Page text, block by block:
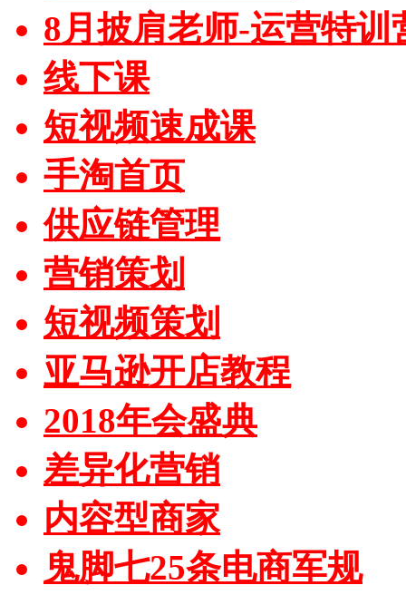
8月披肩老师-运营特训
线下课
短视频速成课
手淘首页
供应链管理
营销策划
短视频策划
亚马逊开店教程
2018年会盛典
差异化营销
内容型商家
鬼脚七25条电商军规